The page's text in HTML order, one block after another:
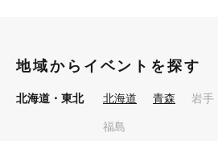
地域からイベントを探す
北海道・東北 北海道 青森 岩手
福島